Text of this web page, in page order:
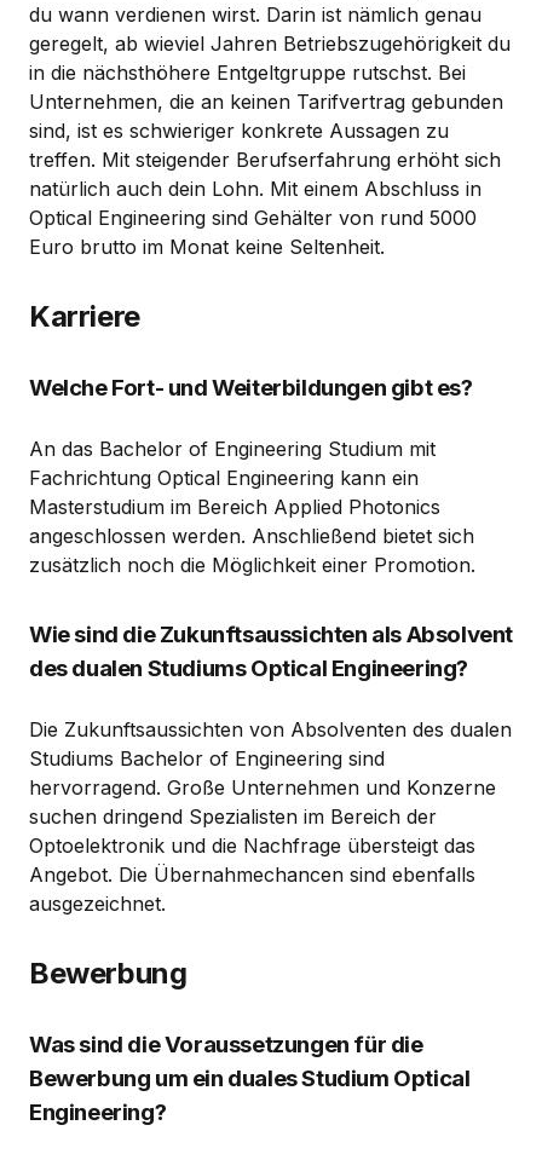
du wann verdienen wirst. Darin ist nämlich genau
geregelt, ab wieviel Jahren Betriebszugehörigkeit du
in die nächsthöhere Entgeltgruppe rutschst. Bei
Unternehmen, die an keinen Tarifvertrag gebunden
sind, ist es schwieriger konkrete Aussagen zu
treffen. Mit steigender Berufserfahrung erhöht sich
natürlich auch dein Lohn. Mit einem Abschluss in
Optical Engineering sind Gehälter von rund 5000
Euro brutto im Monat keine Seltenheit.
Karriere
Welche Fort- und Weiterbildungen gibt es?
An das Bachelor of Engineering Studium mit
Fachrichtung Optical Engineering kann ein
Masterstudium im Bereich Applied Photonics
angeschlossen werden. Anschließend bietet sich
zusätzlich noch die Möglichkeit einer Promotion.
Wie sind die Zukunftsaussichten als Absolvent
des dualen Studiums Optical Engineering?
Die Zukunftsaussichten von Absolventen des dualen
Studiums Bachelor of Engineering sind
hervorragend. Große Unternehmen und Konzerne
suchen dringend Spezialisten im Bereich der
Optoelektronik und die Nachfrage übersteigt das
Angebot. Die Übernahmechancen sind ebenfalls
ausgezeichnet.
Bewerbung
Was sind die Voraussetzungen für die
Bewerbung um ein duales Studium Optical
Engineering?